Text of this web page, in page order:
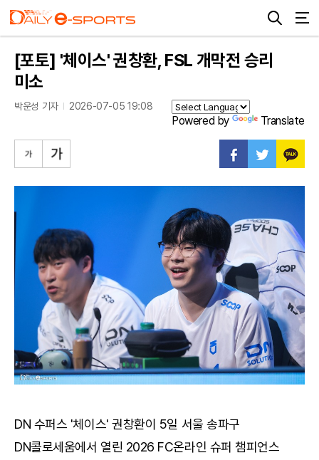
[포토] '체이스' 권창환, FSL 개막전 승리
미소
박운성 기자 2026-07-05 19:08
Powered by Translate
DN 수퍼스 '체이스' 권창환이 5일 서울 송파구
DN콜로세움에서 열린 2026 FC온라인 슈퍼 챔피언스